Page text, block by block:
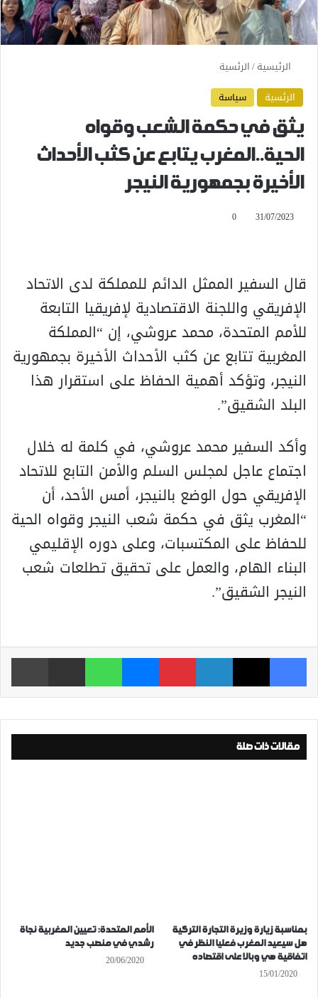
الرئيسية/الرئسية
الرئسية
سياسة
يثق في حكمة الشعب وقواه
الحية..المغرب يتابع عن كثب الأحداث
الأخيرة بجمهورية النيجر
31/07/2023
0
قال السفير الممثل الدائم للمملكة لدى الاتحاد
الإفريقي واللجنة الاقتصادية لإفريقيا التابعة
للأمم المتحدة، محمد عروشي، إن “المملكة
المغربية تتابع عن كثب الأحداث الأخيرة بجمهورية
النيجر، وتؤكد أهمية الحفاظ على استقرار هذا
البلد الشقيق”.
وأكد السفير محمد عروشي، في كلمة له خلال
اجتماع عاجل لمجلس السلم والأمن التابع للاتحاد
الإفريقي حول الوضع بالنيجر، أمس الأحد، أن
“المغرب يثق في حكمة شعب النيجر وقواه الحية
للحفاظ على المكتسبات، وعلى دوره الإقليمي
البناء الهام، والعمل على تحقيق تطلعات شعب
النيجر الشقيق”.
فيسبوك ‫X لينكدإن بينتيريست ماسنجر واتساب مشاركة عبر البريد
مقالات ذات صلة
بمناسبة زيارة وزيرة التجارة التركية
هل سيعيد المغرب فعليا النظر في
اتفاقية هي وبالا على اقتصاده
15/01/2020
الأمم المتحدة: تعيين المغربية نجاة
رشدي في منصب جديد
20/06/2020